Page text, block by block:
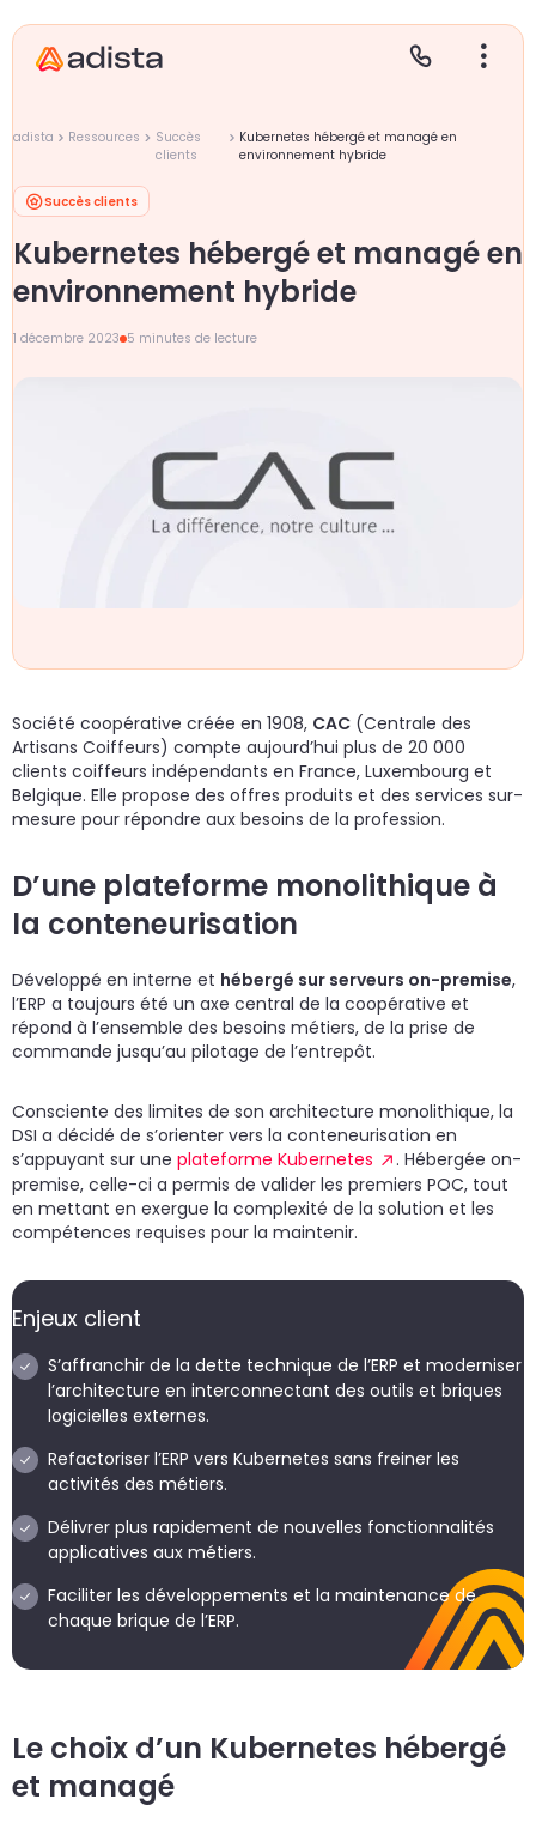
adista Ressources
Succès
clients
Kubernetes hébergé et managé en
environnement hybride
Succès clients
Kubernetes hébergé et managé en
environnement hybride
1 décembre 2023 5 minutes de lecture
Société coopérative créée en 1908, CAC (Centrale des
Artisans Coiffeurs) compte aujourd’hui plus de 20 000
clients coiffeurs indépendants en France, Luxembourg et
Belgique. Elle propose des offres produits et des services sur-
mesure pour répondre aux besoins de la profession.
D’une plateforme monolithique à
la conteneurisation
Développé en interne et hébergé sur serveurs on-premise,
l’ERP a toujours été un axe central de la coopérative et
répond à l’ensemble des besoins métiers, de la prise de
commande jusqu’au pilotage de l’entrepôt.
Consciente des limites de son architecture monolithique, la
DSI a décidé de s’orienter vers la conteneurisation en
s’appuyant sur une plateforme Kubernetes
. Hébergée on-
premise, celle-ci a permis de valider les premiers POC, tout
en mettant en exergue la complexité de la solution et les
compétences requises pour la maintenir.
Enjeux client
S’affranchir de la dette technique de l’ERP et moderniser
l’architecture en interconnectant des outils et briques
logicielles externes.
Refactoriser l’ERP vers Kubernetes sans freiner les
activités des métiers.
Délivrer plus rapidement de nouvelles fonctionnalités
applicatives aux métiers.
Faciliter les développements et la maintenance de
chaque brique de l’ERP.
Le choix d’un Kubernetes hébergé
et managé